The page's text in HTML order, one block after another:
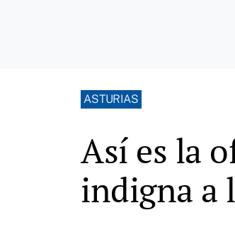
ASTURIAS
Así es la
indigna a